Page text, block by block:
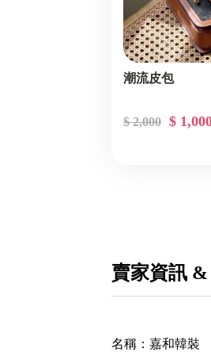
潮流皮包
$ 2,000 $
賣家資訊
名稱： 嘉和韓裝